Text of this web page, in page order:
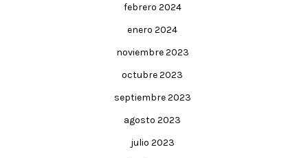
febrero 2024
enero 2024
noviembre 2023
octubre 2023
septiembre 2023
agosto 2023
julio 2023